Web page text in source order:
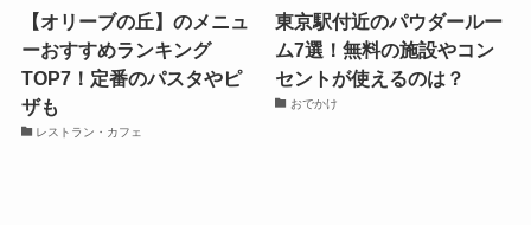
【オリーブの丘】のメニュ
ーおすすめランキング
TOP7！定番のパスタやピ
ザも
レストラン・カフェ
東京駅付近のパウダールー
ム7選！無料の施設やコン
セントが使えるのは？
おでかけ